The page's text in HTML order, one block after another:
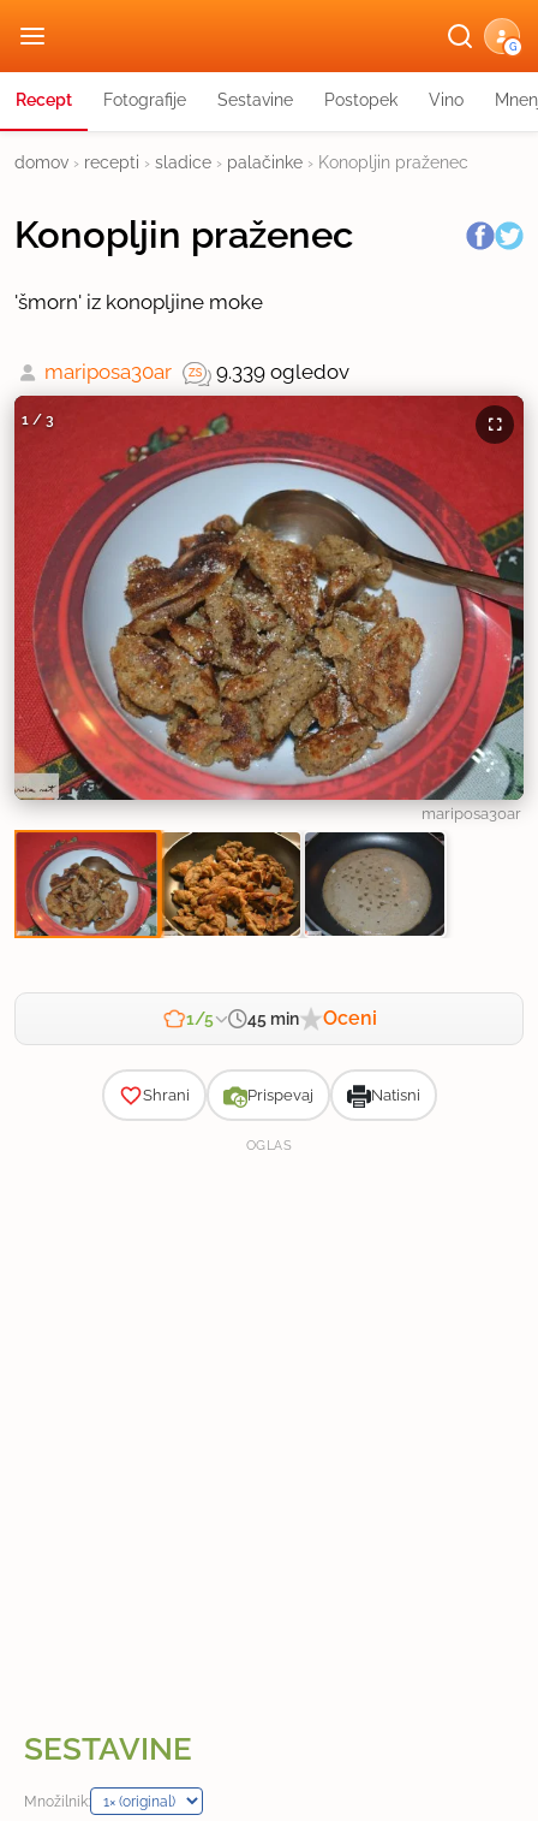
G
Recept Fotografije Sestavine Postopek Vino
domov › recepti › sladice › palačinke › Konopljin praženec
Konopljin praženec
'šmorn' iz konopljine moke
mariposa30ar 9.339 ogledov
1 / 3
mariposa30ar
1/5 45 min Oceni
Shrani Prispevaj Natisni
OGLAS
SESTAVINE
Množilnik: